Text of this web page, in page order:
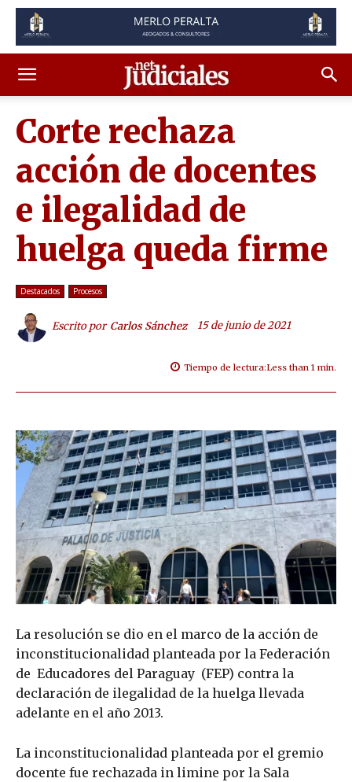
Corte rechaza
acción de docentes
e ilegalidad de
huelga queda firme
Destacados Procesos
Escrito por Carlos Sánchez 15 de junio de 2021
Tiempo de lectura:Less than 1 min.
La resolución se dio en el marco de la acción de
inconstitucionalidad planteada por la Federación
de Educadores del Paraguay (FEP) contra la
declaración de ilegalidad de la huelga llevada
adelante en el año 2013.
La inconstitucionalidad planteada por el gremio
docente fue rechazada in limine por la Sala